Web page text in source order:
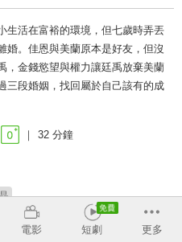
生活在富裕的環境，但七歲時弄丟
婚。佳恩與美蘭原本是好友，但沒
，金錢慾望與權力讓廷禹放棄美蘭
三段婚姻，找回屬於自己該有的成
32 分鐘
電影 短劇 更多